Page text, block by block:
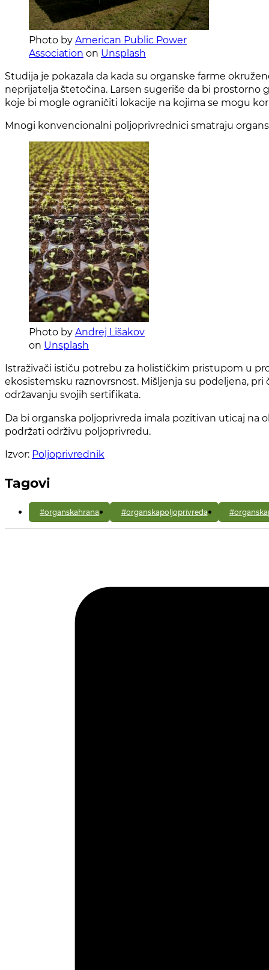
Photo by American Public Power
Association on Unsplash
Studija je pokazala da kada su organske farme
neprijatelja štetočina. Larsen sugeriše da bi
koje bi mogle ograničiti lokacije na kojima se mogu
Mnogi konvencionalni poljoprivrednici smatraju
Photo by Andrej Lišakov
on Unsplash
Istraživači ističu potrebu za holističkim pristupom u
ekosistemsku raznovrsnost. Mišljenja su podeljena,
održavanju svojih sertifikata.
Da bi organska poljoprivreda imala pozitivan uticaj na
podržati održivu poljoprivredu.
Izvor: Poljoprivrednik
Tagovi
#organskahrana #organskapoljoprivreda